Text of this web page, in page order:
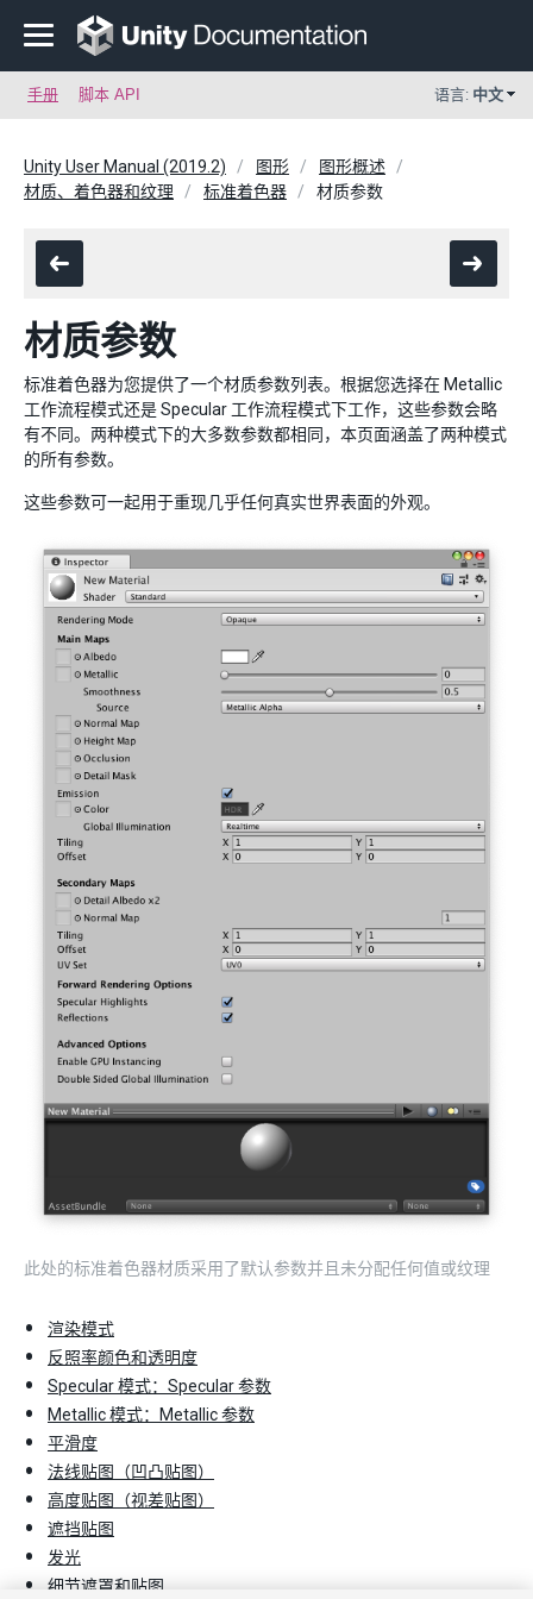
手册 脚本 API 语言: 中文
Unity User Manual (2019.2) 图形
图形概述
材质、着色器和纹理
标准着色器 材质参数
材质参数
标准着色器为您提供了一个材质参数列表。根据您选择在 Metallic
工作流程模式还是 Specular 工作流程模式下工作，这些参数会略
有不同。两种模式下的大多数参数都相同，本页面涵盖了两种模式
的所有参数。
这些参数可一起用于重现几乎任何真实世界表面的外观。
此处的标准着色器材质采用了默认参数并且未分配任何值或纹理
渲染模式
反照率颜色和透明度
Specular 模式：Specular 参数
Metallic 模式：Metallic 参数
平滑度
法线贴图（凹凸贴图）
高度贴图（视差贴图）
遮挡贴图
发光
细节遮罩和贴图